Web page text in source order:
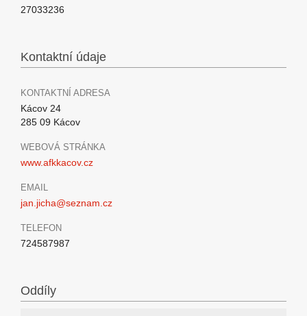
27033236
Kontaktní údaje
KONTAKTNÍ ADRESA
Kácov 24
285 09 Kácov
WEBOVÁ STRÁNKA
www.afkkacov.cz
EMAIL
jan.jicha@seznam.cz
TELEFON
724587987
Oddíly